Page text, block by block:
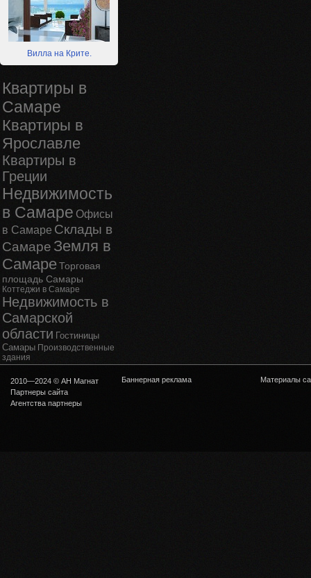
Вилла на Крите.
Квартиры в
Самаре
Квартиры в
Ярославле
Квартиры в
Греции
Недвижимость
в Самаре Офисы
в Самаре Склады в
Самаре Земля в
СамареТорговая
площадь Самары
Коттеджи в Самаре
Недвижимость в
Самарской
области Гостиницы
Самары Производственные
здания
2010—2024 © АН Магнат
Партнеры сайта
Агентства партнеры
Баннерная реклама Материалы